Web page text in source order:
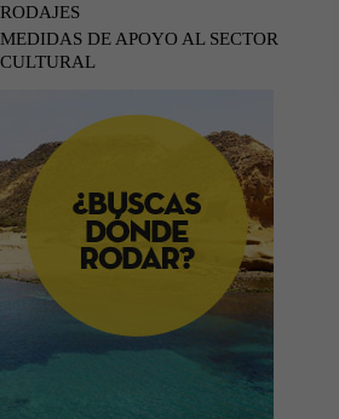
RODAJES
MEDIDAS DE APOYO AL SECTOR
CULTURAL